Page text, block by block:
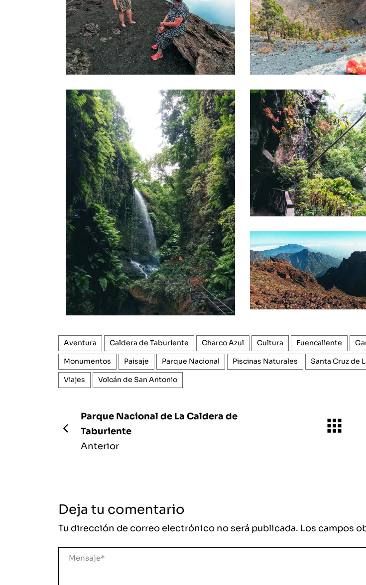
Aventura Caldera de Taburiente Charco Azul Cultura Fuencaliente
Monumentos Paisaje Parque Nacional Piscinas Naturales Santa Cruz de
Viajes Volcán de San Antonio
Parque Nacional de La Caldera de
Taburiente
Anterior
Deja tu comentario
Tu dirección de correo electrónico no será publicada. Los campos